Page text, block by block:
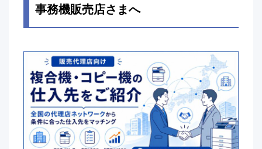
事務機販売店さまへ